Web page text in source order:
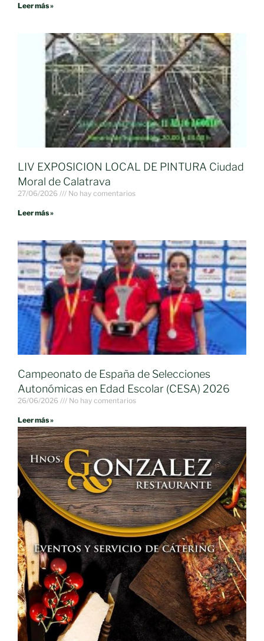
Leer más »
LIV EXPOSICION LOCAL DE PINTURA Ciudad
Moral de Calatrava
27/06/2026 No hay comentarios
Leer más »
Campeonato de España de Selecciones
Autonómicas en Edad Escolar (CESA) 2026
26/06/2026 No hay comentarios
Leer más »